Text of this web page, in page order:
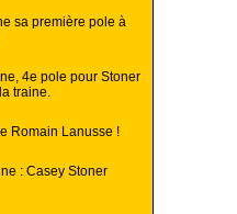
sa première pole à
4e pole pour Stoner
traine.
Romain Lanusse !
: Casey Stoner